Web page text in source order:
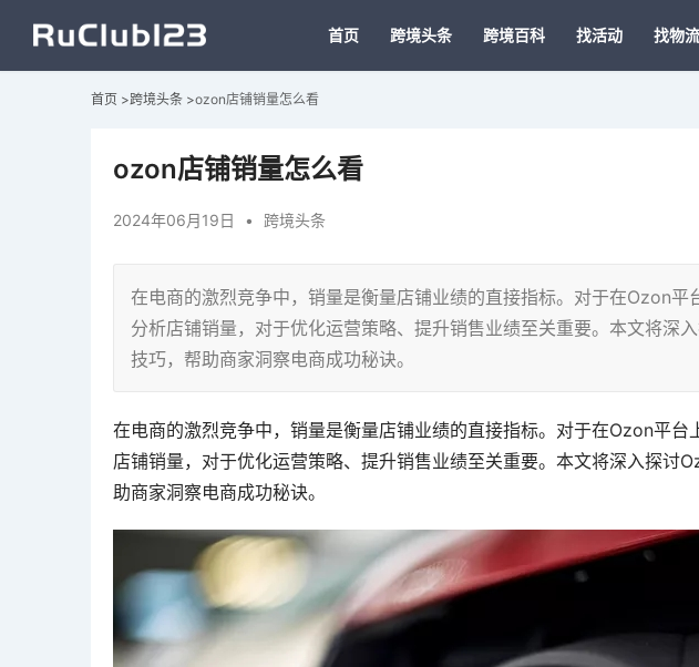
首页 跨境头条 跨境百科 找活动 找物流
首页 >跨境头条 >ozon店铺销量怎么看
ozon店铺销量怎么看
2024年06月19日 • 跨境头条
在电商的激烈竞争中，销量是衡量店铺业绩的直接指标。对于在Ozon
分析店铺销量，对于优化运营策略、提升销售业绩至关重要。本文将深
技巧，帮助商家洞察电商成功秘诀。
在电商的激烈竞争中，销量是衡量店铺业绩的直接指标。对于在Ozon平
店铺销量，对于优化运营策略、提升销售业绩至关重要。本文将深入探讨
助商家洞察电商成功秘诀。